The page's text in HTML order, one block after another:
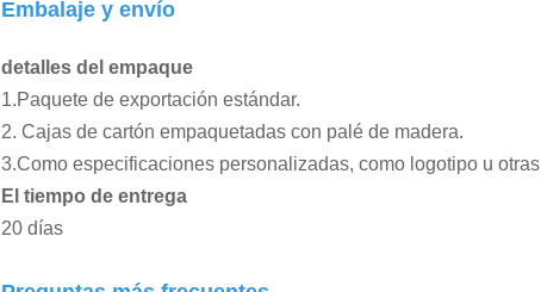
Embalaje y envío
detalles del empaque
1.Paquete de exportación estándar.
2. Cajas de cartón empaquetadas con palé de madera.
3.Como especificaciones personalizadas, como logotipo u
El tiempo de entrega
20 días